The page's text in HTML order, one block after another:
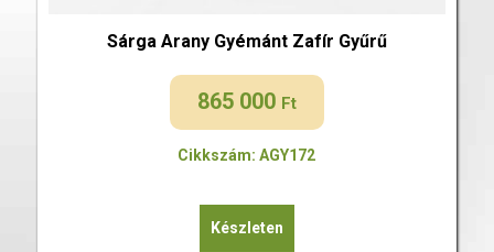
Sárga Arany Gyémánt Zafír Gyűrű
865 000 Ft
Cikkszám: AGY172
Készleten